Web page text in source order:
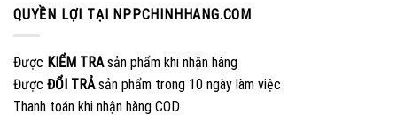
QUYỀN LỢI TẠI NPPCHINHHANG.COM
Được KIỂM TRAsản phẩm khi nhận hàng
Được ĐỔI TRẢsản phẩm trong 10 ngày làm việc
Thanh toán khi nhận hàng COD